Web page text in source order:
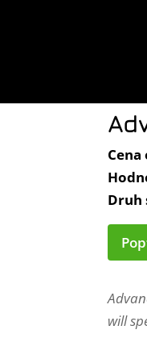
Cena
Druh
will